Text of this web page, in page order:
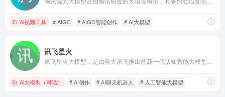
Ai视频工具 # AIGC # AIGC智能创作 # AI大模型
讯飞星火
Ai大模型（对话） # AI创作 # AI聊天机器人 # 人工智能大模型